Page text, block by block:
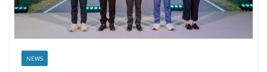
NEWS